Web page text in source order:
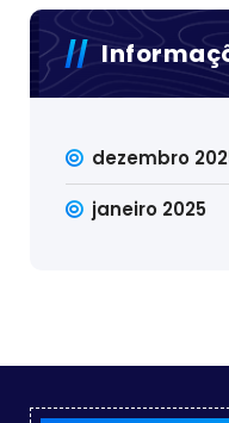
dezembro
janeiro 2025